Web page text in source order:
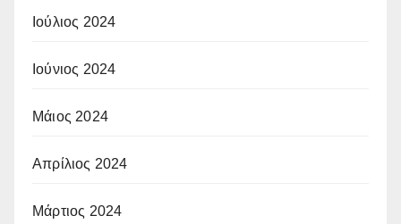
Ιούλιος 2024
Ιούνιος 2024
Μάιος 2024
Απρίλιος 2024
Μάρτιος 2024